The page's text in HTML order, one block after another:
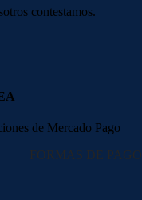
contestamos.
de Mercado Pago
FORMAS DE PAGO